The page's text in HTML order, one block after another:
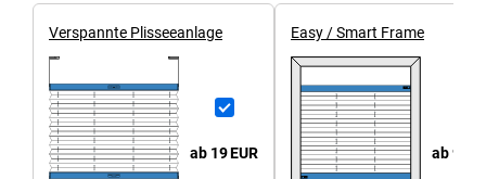
Ver­spannte Plissee­anlage
ab 19EUR
Easy / Smart Frame
ab 92